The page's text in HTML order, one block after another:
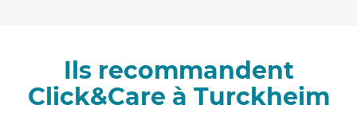
Ils recommandent
Click&Care à Turckheim